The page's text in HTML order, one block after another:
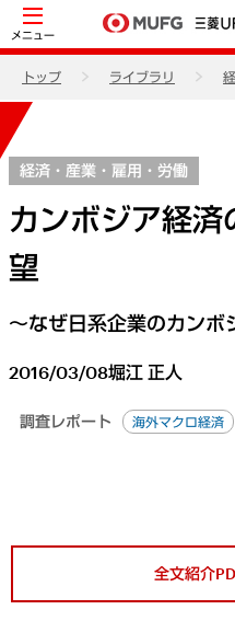
メニュー
トップ ライブラリ
経済・産業・雇用・労働
カンボジア経
望
～なぜ日系企業のカンボ
2016/03/08堀江 正人
調査レポート 海外マクロ経済
全文紹介